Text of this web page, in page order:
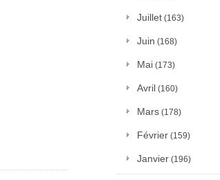
Juillet (163)
Juin (168)
Mai (173)
Avril (160)
Mars (178)
Février (159)
Janvier (196)